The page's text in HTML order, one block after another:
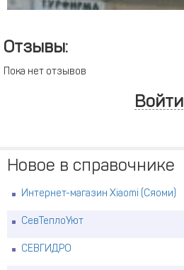
Отзывы:
Пока нет отзывов
Войти
Новое в справочнике
Интернет-магазин Xiaomi (Сяоми)
СевТеплоУют
СЕВГИДРО